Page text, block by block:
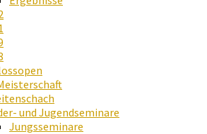
und Jugendseminare
Jungsseminare